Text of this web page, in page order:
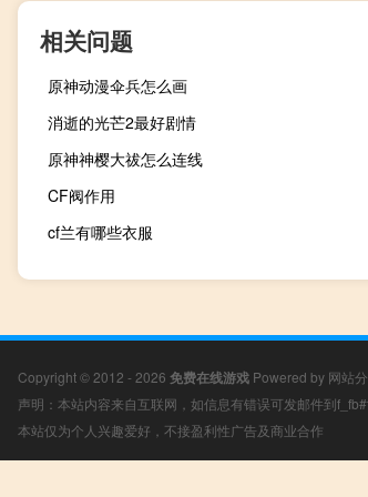
相关问题
原神动漫伞兵怎么画
消逝的光芒2最好剧情
原神神樱大祓怎么连线
CF阀作用
cf兰有哪些衣服
Copyright © 2012 - 2026 免费在线游戏 Powered by 网站
声明：本站内容来自互联网，如信息有错误可发邮件到
本站仅为个人兴趣爱好，不接盈利性广告及商业合作